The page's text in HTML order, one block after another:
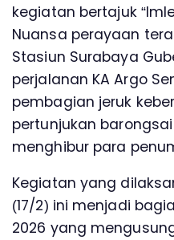
kegiatan bertajuk
Nuansa perayaan
Stasiun Surabaya
perjalanan KA Argo
pembagian jeruk
pertunjukan
menghibur para
Kegiatan yang
(17/2) ini menjadi
2026 yang